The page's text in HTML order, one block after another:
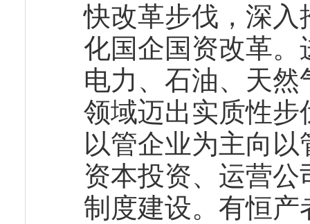
快改革步伐，深入
化国企国资改革
电力、石油、天
领域迈出实质性
以管企业为主向
资本投资、运营
制度建设。有恒